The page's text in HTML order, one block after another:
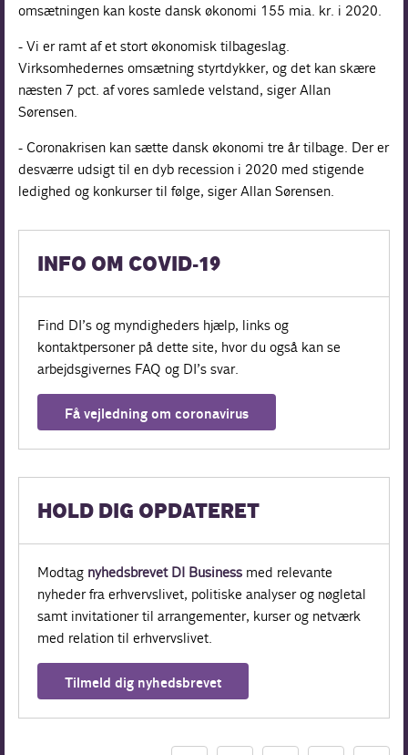
omsætningen kan koste dansk økonomi 155 mia. kr. i 2020.
- Vi er ramt af et stort økonomisk tilbageslag.
Virksomhedernes omsætning styrtdykker, og det kan skære
næsten 7 pct. af vores samlede velstand, siger Allan
Sørensen.
- Coronakrisen kan sætte dansk økonomi tre år tilbage. Der er
desværre udsigt til en dyb recession i 2020 med stigende
ledighed og konkurser til følge, siger Allan Sørensen.
INFO OM COVID-19
Find DI’s og myndigheders hjælp, links og
kontaktpersoner på dette site, hvor du også kan se
arbejdsgivernes FAQ og DI’s svar.
Få vejledning om coronavirus
HOLD DIG OPDATERET
Modtag nyhedsbrevet DI Business med relevante
nyheder fra erhvervslivet, politiske analyser og nøgletal
samt invitationer til arrangementer, kurser og netværk
med relation til erhvervslivet.
Tilmeld dig nyhedsbrevet